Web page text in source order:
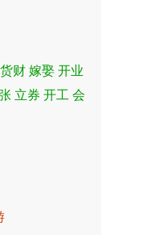
财 嫁娶 开业
立券 开工 会